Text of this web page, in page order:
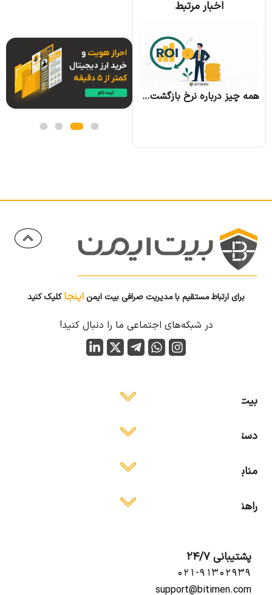
اخبار مرتبط
همه چیز درباره نرخ بازگشت سرمایه و نحوه محاسبه آن
برای ارتباط مستقیم با مدیریت صرافی بیت ایمن اینجاکلیک کنید
در شبکه‌های اجتماعی ما را دنبال کنید!
بیت ایمن
دسترسی آسان
منابع آموزشی
راهنمای استفاده
پشتیبانی 24/7
۰۲۱-۹۱۳۰۲۹۳۹
support@bitimen.com